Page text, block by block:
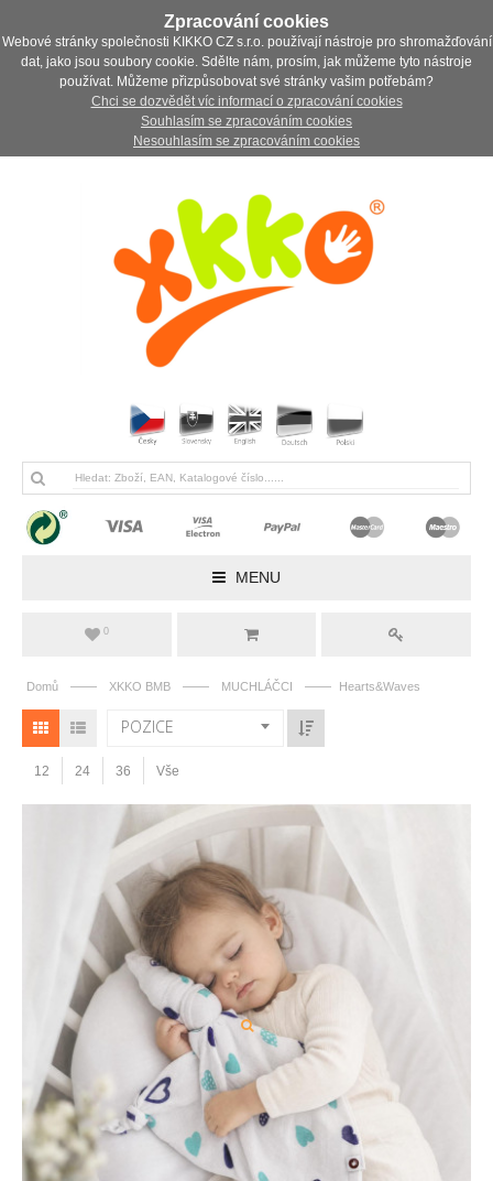
Zpracování cookies
Webové stránky společnosti KIKKO CZ s.r.o. používají nástroje pro shromažďování
dat, jako jsou soubory cookie. Sdělte nám, prosím, jak můžeme tyto nástroje
používat. Můžeme přizpůsobovat své stránky vašim potřebám?
Chci se dozvědět víc informací o zpracování cookies
Souhlasím se zpracováním cookies
Nesouhlasím se zpracováním cookies
MENU
0
Domů —— XKKO BMB —— MUCHLÁČCI —— Hearts&Waves
POZICE
12 24 36 Vše